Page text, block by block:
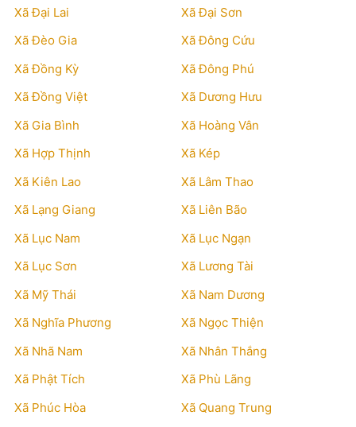
Xã Đại Lai
Xã Đại Sơn
Xã Đèo Gia
Xã Đông Cứu
Xã Đồng Kỳ
Xã Đông Phú
Xã Đồng Việt
Xã Dương Hưu
Xã Gia Bình
Xã Hoàng Vân
Xã Hợp Thịnh
Xã Kép
Xã Kiên Lao
Xã Lâm Thao
Xã Lạng Giang
Xã Liên Bão
Xã Lục Nam
Xã Lục Ngạn
Xã Lục Sơn
Xã Lương Tài
Xã Mỹ Thái
Xã Nam Dương
Xã Nghĩa Phương
Xã Ngọc Thiện
Xã Nhã Nam
Xã Nhân Thắng
Xã Phật Tích
Xã Phù Lãng
Xã Phúc Hòa
Xã Quang Trung